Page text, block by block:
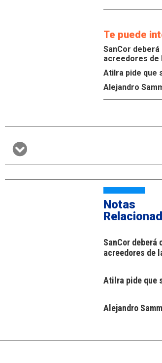
Te puede
SanCor
acreedores de
Atilra pide que
Alejandro
Notas
SanCor deberá
acreedores de
Atilra pide que
Alejandro